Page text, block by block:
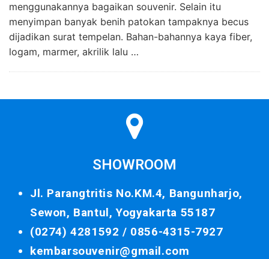
menggunakannya bagaikan souvenir. Selain itu
menyimpan banyak benih patokan tampaknya becus
dijadikan surat tempelan. Bahan-bahannya kaya fiber,
logam, marmer, akrilik lalu …
SHOWROOM
Jl. Parangtritis No.KM.4, Bangunharjo,
Sewon, Bantul, Yogyakarta 55187
(0274) 4281592 / 0856-4315-7927
kembarsouvenir@gmail.com